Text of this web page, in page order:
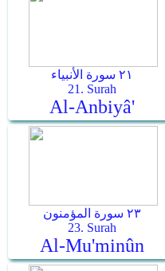
٢١ سورة الأنبياء
21. Surah
Al-Anbiyâ'
٢٣ سورة المؤمنون
23. Surah
Al-Mu'minûn